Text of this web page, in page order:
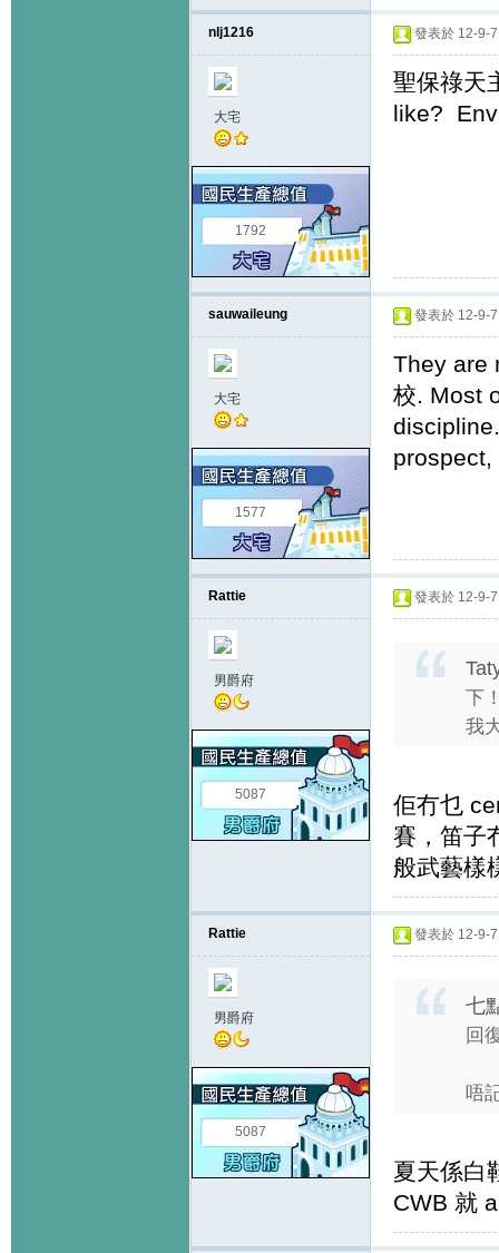
nlj1216
大宅
1792
發表於 12-9-
聖保祿天
like?
sauwaileung
大宅
1577
發表於 12-9-
They are
校. Most
Rattie
男爵府
5087
發表於 12-9-
下
我
佢冇乜
賽，笛子
般武藝樣
Rattie
男爵府
5087
發表於 12-9-
七
回
唔
夏天係白
CWB 就